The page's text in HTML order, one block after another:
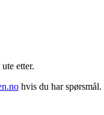
etter.
hvis du har spørsmål.